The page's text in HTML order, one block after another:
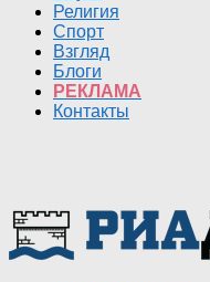
Религия
Спорт
Взгляд
Блоги
РЕКЛАМА
Контакты